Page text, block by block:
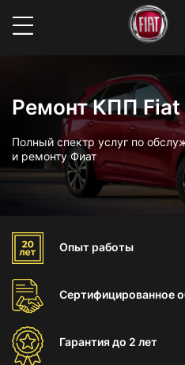
Ремонт КПП Fiat
Полный спектр услуг по
и ремонту Фиат
Опыт работы
Сертифицированное
Гарантиядо 2 лет